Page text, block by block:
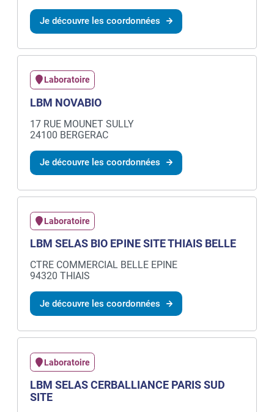
Je découvre les coordonnées
Laboratoire
LBM NOVABIO
17 RUE MOUNET SULLY
24100 BERGERAC
Je découvre les coordonnées
Laboratoire
LBM SELAS BIO EPINE SITE THIAIS BELLE
CTRE COMMERCIAL BELLE EPINE
94320 THIAIS
Je découvre les coordonnées
Laboratoire
LBM SELAS CERBALLIANCE PARIS SUD
SITE